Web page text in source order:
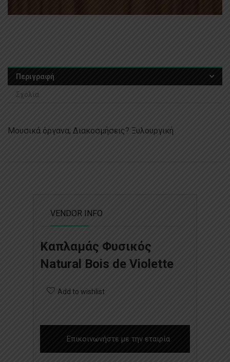
Περιγραφή
Σχόλια
Μουσικά όργανα; Διακοσμήσεις? Ξυλουργική
VENDOR INFO
Καπλαμάς Φυσικός
Natural Bois de Violette
Add to wishlist
Επικοινωνήστε με την εταιρία